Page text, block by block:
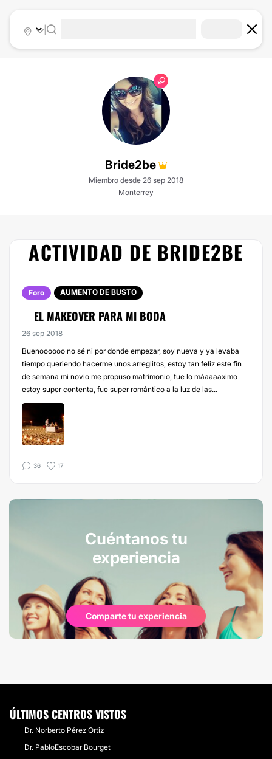
|
Bride2be
Miembro desde 26 sep 2018
Monterrey
ACTIVIDAD DE BRIDE2BE
Foro AUMENTO DE BUSTO
EL MAKEOVER PARA MI BODA
26 sep 2018
Buenoooooo no sé ni por donde empezar, soy nueva y ya levaba
tiempo queriendo hacerme unos arreglitos, estoy tan feliz este fin
de semana mi novio me propuso matrimonio, fue lo máaaaaximo
estoy super contenta, fue super romántico a la luz de las...
36 17
Cuéntanos tu
experiencia
Comparte tu experiencia
ÚLTIMOS CENTROS VISTOS
Dr. Norberto Pérez Ortiz
Dr. PabloEscobar Bourget